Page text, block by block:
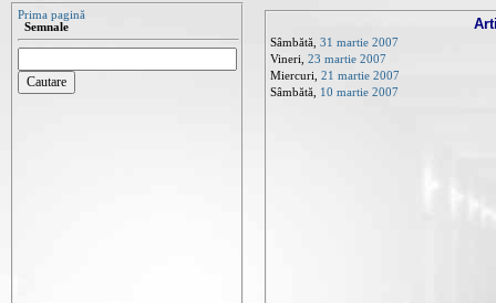
Prima pagină
Semnale
Sâmbătă, 31 martie 2007
Vineri, 23 martie 2007
Miercuri, 21 martie 2007
Sâmbătă, 10 martie 2007